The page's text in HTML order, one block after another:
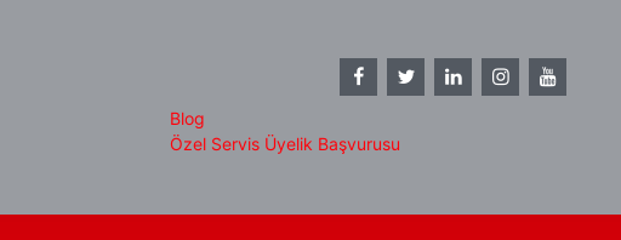
Blog
Özel Servis Üyelik Başvurusu